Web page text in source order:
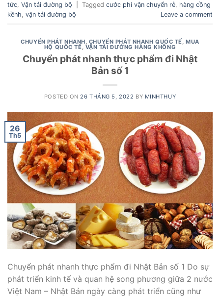
tức, Vận tải đường bộ Tagged cước phí vận chuyển rẻ, hàng cồng
kềnh, vận tải đường bộ Leave a comment
CHUYỂN PHÁT NHANH, CHUYỂN PHÁT NHANH QUỐC TẾ,MUA
HỘ QUỐC TẾ, VẬN TẢI ĐƯỜNG HÀNG KHÔNG
Chuyển phát nhanh thực phẩm đi Nhật
Bản số 1
POSTED ON 26 THÁNG 5, 2022 BY MINHTHUY
26
Th5
Chuyển phát nhanh thực phẩm đi Nhật Bản số 1 Do sự
phát triển kinh tế và quan hệ song phương giữa 2 nước
Việt Nam – Nhật Bản ngày càng phát triển cũng như